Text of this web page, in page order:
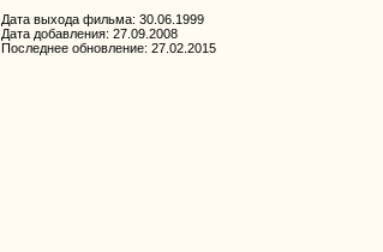
Дата выхода фильма: 30.06.1999
Дата добавления: 27.09.2008
Последнее обновление: 27.02.2015